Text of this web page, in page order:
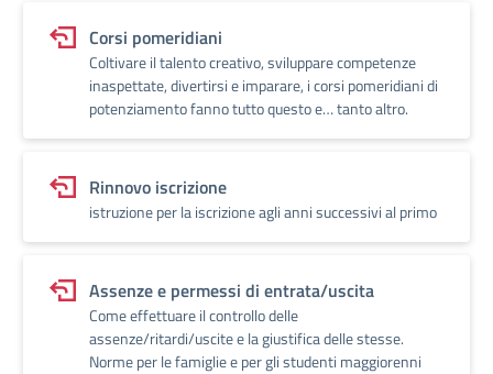
Corsi pomeridiani
Coltivare il talento creativo, sviluppare competenze
inaspettate, divertirsi e imparare, i corsi pomeridiani di
potenziamento fanno tutto questo e… tanto altro.
Rinnovo iscrizione
istruzione per la iscrizione agli anni successivi al primo
Assenze e permessi di entrata/uscita
Come effettuare il controllo delle
assenze/ritardi/uscite e la giustifica delle stesse.
Norme per le famiglie e per gli studenti maggiorenni